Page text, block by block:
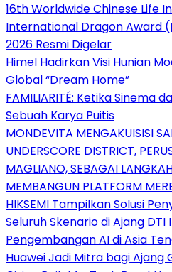
16th Worldwide Chinese Life
International Dragon Award
2026 Resmi Digelar
Himel Hadirkan Visi Hunian
Global “Dream Home”
FAMILIARITÉ: Ketika Sinema
Sebuah Karya Puitis
MONDEVITA MENGAKUISISI
UNDERSCORE DISTRICT,
MAGLIANO, SEBAGAI
MEMBANGUN PLATFORM
HIKSEMI Tampilkan Solusi
Seluruh Skenario di Ajang DTI
Pengembangan AI di Asia
Huawei Jadi Mitra bagi Ajang